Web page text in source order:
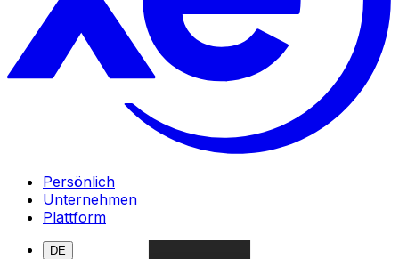
Persönlich
Unternehmen
Plattform
DE